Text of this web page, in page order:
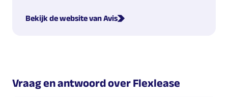
Bekijk de website van Avis
Vraag en antwoord over Flexlease